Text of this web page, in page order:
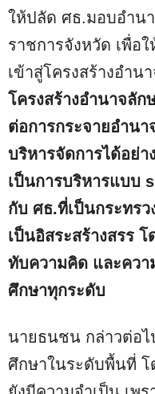
ให้ปลัด ศธ.มอบอำน
ราชการจังหวัด เพื่อใ
เข้าสู่โครงสร้างอำ
โครงสร้างอำนาจลั
ต่อการกระจายอำน
บริหารจัดการได้อย่า
เป็นการบริหารแบบ
กับ ศธ.ที่เป็นกระทร
เป็นอิสระสร้างสรร
ทับความคิด และควา
ศึกษาทุกระดับ
นายธนชน กล่าวต่อไ
ศึกษาในระดับพื้นที่ โ